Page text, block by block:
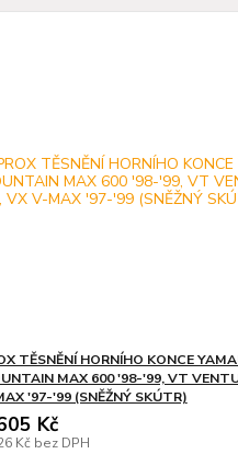
TĚSNĚNÍ HORNÍHO KONCE
MAX 600 '98-'99, VT
'97-'99 (SNĚŽNÝ SKÚTR)
Kč
Kč bez DPH